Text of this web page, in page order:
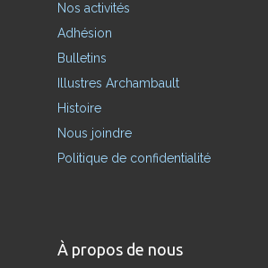
Nos activités
Adhésion
Bulletins
Illustres Archambault
Histoire
Nous joindre
Politique de confidentialité
À propos de nous